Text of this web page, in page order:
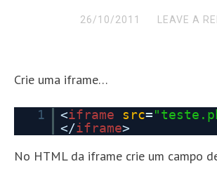
26/10/2011 LEAVE A
Crie uma iframe…
1 <iframe src=
</iframe>
No HTML da iframe crie um campo